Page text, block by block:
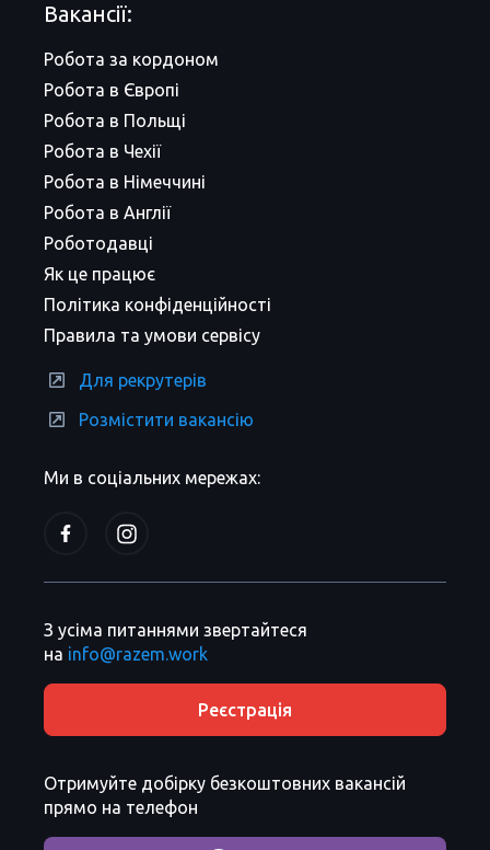
Ми в соціальних мережах:
Вакансії:
Робота за кордоном
Робота в Європі
Робота в Польщі
Робота в Чехії
Робота в Німеччині
Робота в Англії
Роботодавці
Як це працює
Політика конфіденційності
Правила та умови сервісу
Для рекрутерів
Розмістити вакансію
З усіма питаннями звертайтеся
на info@razem.work
Реєстрація
Отримуйте добірку безкоштовних вакансій
прямо на телефон